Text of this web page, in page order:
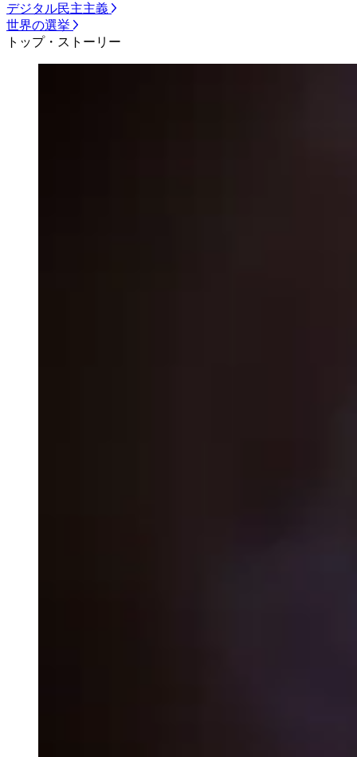
デジタル民主主義
世界の選挙
トップ・ストーリー